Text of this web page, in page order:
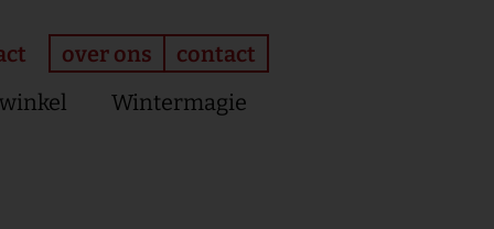
over ons
contact
Wintermagie